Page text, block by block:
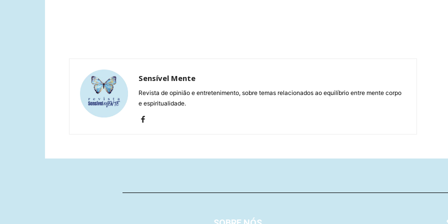
Sensível Mente
Revista de opinião e entretenimento, sobre temas relacionados ao equilíbrio entre mente corpo
e espiritualidade.